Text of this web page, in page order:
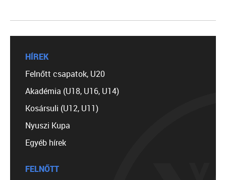
HÍREK
Felnőtt csapatok, U20
Akadémia (U18, U16, U14)
Kosársuli (U12, U11)
Nyuszi Kupa
Egyéb hírek
FELNŐTT